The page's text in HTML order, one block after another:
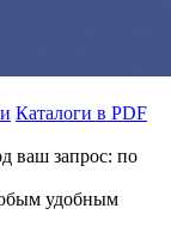
Каталоги в PDF
ваш запрос: по
удобным